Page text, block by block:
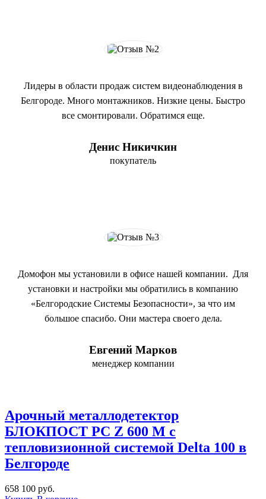
Лидеры в области продаж систем видеонаблюдения в
Белгороде. Много монтажников. Низкие цены. Быстро
все смонтировали. Обратимся еще.
Денис Никичкин
покупатель
Домофон мы установили в офисе нашей компании. Для
установки и настройки мы обратились в компанию
«Белгородские Системы Безопасности», за что им
большое спасибо. Они мастера своего дела.
Евгений Марков
менеджер компании
Арочный металлодетектор
БЛОКПОСТ PC Z 600 M с
тепловизионной системой Delta 100 в
Белгороде
658 100 руб.